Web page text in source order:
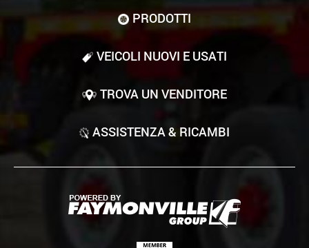
PRODOTTI
VEICOLI NUOVI E USATI
TROVA UN VENDITORE
ASSISTENZA & RICAMBI